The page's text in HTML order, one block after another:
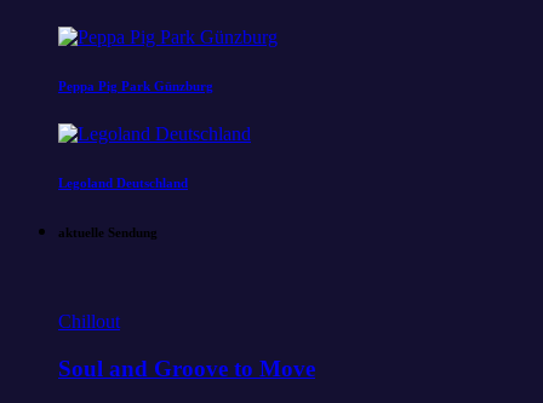
Peppa Pig Park Günzburg
Legoland Deutschland
aktuelle Sendung
Chillout
Soul and Groove to Move